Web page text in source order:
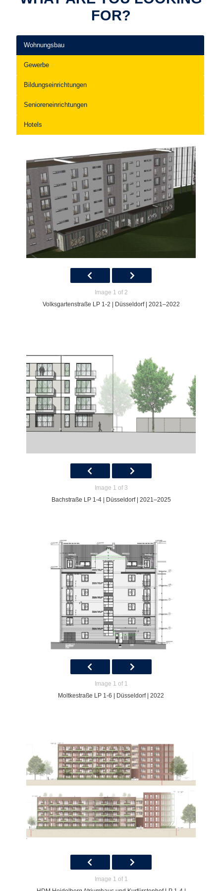
FOR?
Wohnungsbau
Gewerbe
Bildungseinrichtungen
Senioreneinrichtungen
Hotels
Image 1 of 2
Volksgartenstraße LP 1-2 | Düsseldorf | 2021–2022
Image 1 of 3
Bachstraße LP 1-4 | Düsseldorf | 2021–2025
Image 1 of 1
Moltkestraße LP 1-6 | Düsseldorf | 2022
Image 1 of 1